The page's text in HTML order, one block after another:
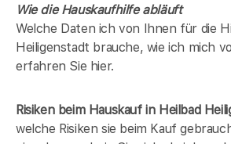
Wie die Hauskaufhilfe abläuft
Welche Daten ich von Ihnen für die
Heiligenstadt brauche, wie ich mich
erfahren Sie hier.
Risiken beim Hauskaufin Heilbad
welche Risiken sie beim Kauf